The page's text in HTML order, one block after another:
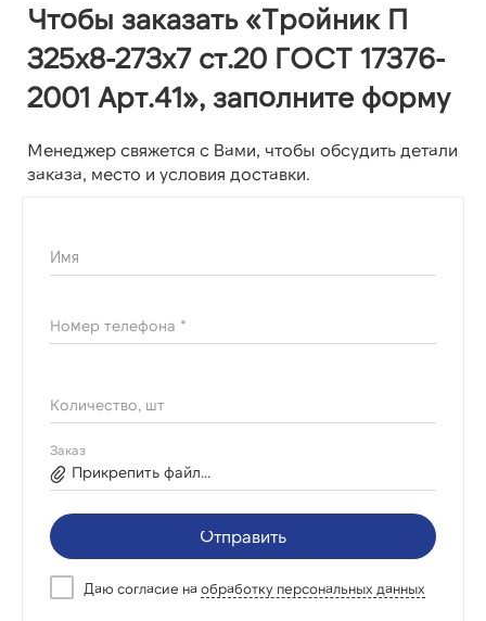
Чтобы заказать «Тройник П
325х8-273х7 ст.20 ГОСТ 17376-
2001 Арт.41», заполните форму
Менеджер свяжется с Вами, чтобы обсудить детали
заказа, место и условия доставки.
Имя
Номер телефона *
Количество, шт
Заказ
Прикрепить файл...
Отправить
Даю согласие на обработку персональных данных